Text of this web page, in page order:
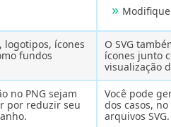
logotipos, ícones
fundos
O SVG
ícones junto
visualização
no PNG sejam
por reduzir seu
Você pode
dos casos,
arquivos SVG.